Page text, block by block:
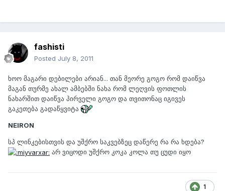
fashisti
Posted July 8, 2011
ხოო მაგარი დებილები არიან... თან მეორე გოგო რომ დაიწვა
მაგან თურმე ახალ ამბებში ნახა რომ ლეღვის ფოთლის
ნახარშით დაიწვა პირველი გოგო და თვითონაც იგივეს
გაკეთება გადაწყვიტა
NEIRON
სპ ლინკებისთვის და უშქრო საკვებზეც დაწერე რა რა ხდება?
არ ვიცოდი უშქრო კოკა კოლა თუ ცუდი იყო
1